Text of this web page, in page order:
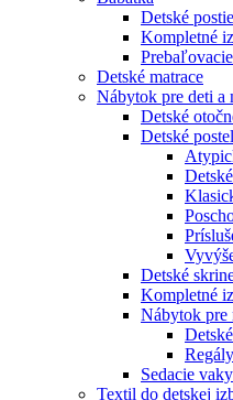
Detské
Kompletné
Detské matrace
Nábytok pre deti a
Detské
Detské
Detské
Kompletné
Nábytok pre
Sedacie vaky
Textil do detskej